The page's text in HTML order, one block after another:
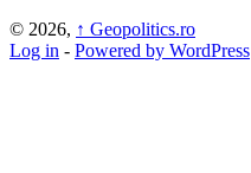
© 2026, ↑ Geopolitics.ro
Log in - Powered by WordPress